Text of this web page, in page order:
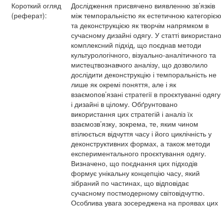
Короткий огляд
(реферат):
Дослідження присвячено виявленню зв’язків
між темпоральністю як естетичною категорією
та деконструкцією як творчім напрямком в
сучасному дизайні одягу. У статті використано
комплексний підхід, що поєднав методи
культурологічного, візуально-аналітичного та
мистецтвознавчого аналізу, що дозволило
дослідити деконструкцію і темпоральність не
лише як окремі поняття, але і як
взаємопов’язані стратегії в проєктуванні одягу
і дизайні в цілому. Обґрунтовано
використання цих стратегій і аналіз їх
взаємозв’язку, зокрема, те, яким чином
втілюється відчуття часу і його циклічність у
деконструктивних формах, а також методи
експериментального проєктування одягу.
Визначено, що поєднання цих підходів
формує унікальну концепцію часу, який
зібраний по частинах, що відповідає
сучасному постмодерному світовідчуттю.
Особлива увага зосереджена на проявах цих